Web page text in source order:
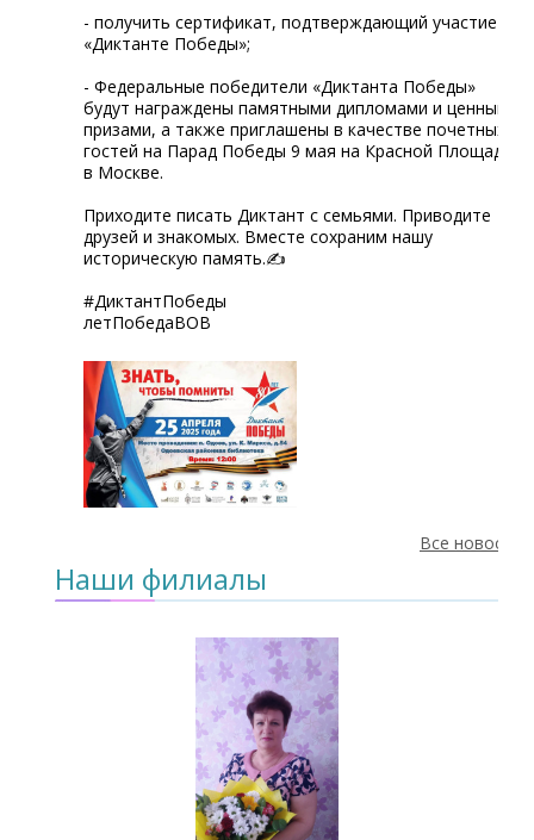
- получить сертификат, подтверждающий участие в
«Диктанте Победы»;
- Федеральные победители «Диктанта Победы»
будут награждены памятными дипломами и ценными
призами, а также приглашены в качестве почетных
гостей на Парад Победы 9 мая на Красной Площади
в Москве.
Приходите писать Диктант с семьями. Приводите
друзей и знакомых. Вместе сохраним нашу
историческую память.✍
#ДиктантПобеды
летПобедаВОВ
Все новости
Наши филиалы